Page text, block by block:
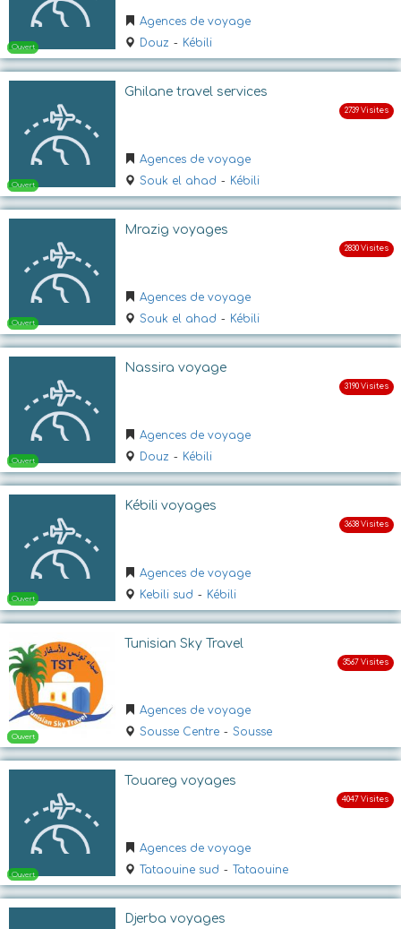
Ouvert
Ouvert
Ouvert
Agences de voyage
Douz - Kébili
Ouvert
Ghilane travel services
Agences de voyage
Souk el ahad - Kébili
Mrazig voyages
Agences de voyage
Souk el ahad - Kébili
Nassira voyage
Agences de voyage
Douz - Kébili
Kébili voyages
Agences de voyage
Kebili sud - Kébili
Tunisian Sky Travel
Agences de voyage
Sousse Centre - Sousse
Touareg voyages
Agences de voyage
Tataouine sud - Tataouine
Djerba voyages